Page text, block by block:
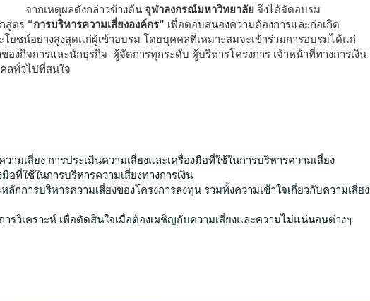
จากเหตุผลดังกล่าวข้างต้น จุฬาลงกรณ์มหาวิทยาลัย จึงได้จัดอบรม
สูตร “การบริหารความเสี่ยงองค์กร” เพื่อตอบสนองความต้องการและก่อเกิด
โยชน์อย่างสูงสุดแก่ผู้เข้าอบรม โดยบุคคลที่เหมาะสมจะเข้าร่วมการอบรมได้แก่
ของกิจการและนักธุรกิจ ผู้จัดการทุกระดับ ผู้บริหารโครงการ เจ้าหน้าที่ทางการเงิน
ลทั่วไปที่สนใจ
ามเสี่ยง การประเมินความเสี่ยงและเครื่องมือที่ใช้ในการบริหารความเสี่ยง
อที่ใช้ในการบริหารความเสี่ยงทางการเงิน
กการบริหารความเสี่ยงของโครงการลงทุน รวมทั้งความเข้าใจเกี่ยวกับความเสี่ยง
ารวิเคราะห์ เพื่อตัดสินใจเมื่อต้องเผชิญกับความเสี่ยงและความไม่แน่นอนต่างๆ